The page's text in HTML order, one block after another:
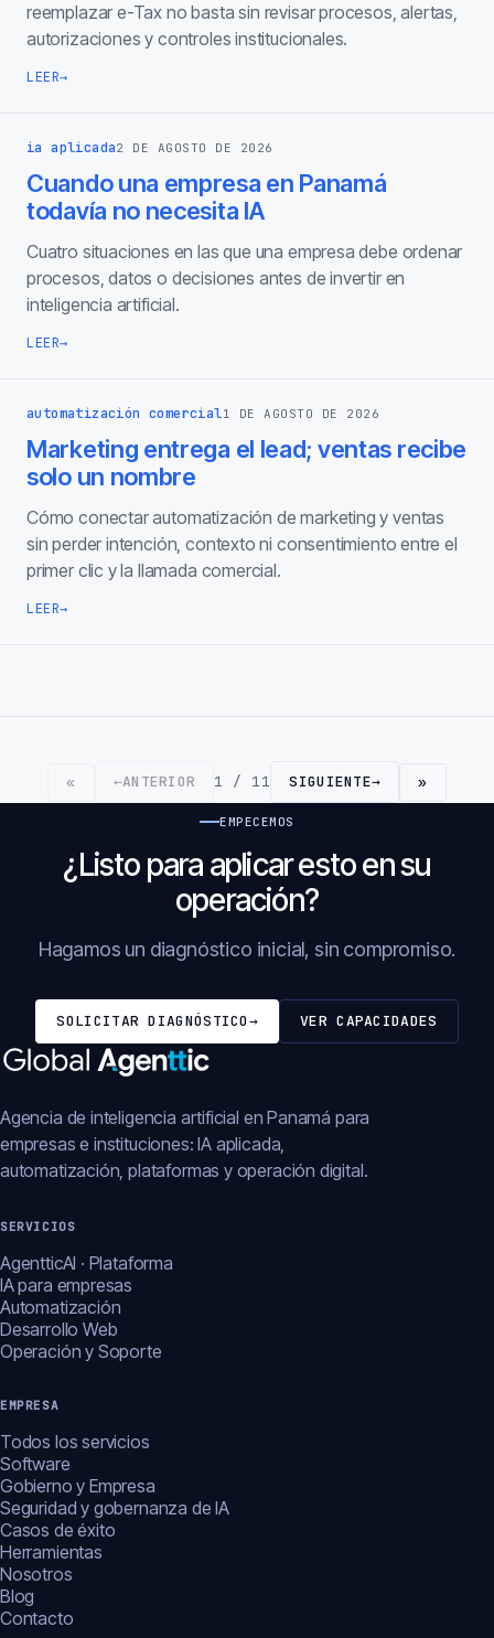
reemplazar e-Tax no basta sin revisar procesos, alertas,
autorizaciones y controles institucionales.
LEER→
ia aplicada2 DE AGOSTO DE 2026
Cuando una empresa en Panamá
todavía no necesita IA
Cuatro situaciones en las que una empresa debe ordenar
procesos, datos o decisiones antes de invertir en
inteligencia artificial.
LEER→
automatización comercial1 DE AGOSTO DE 2026
Marketing entrega el lead; ventas recibe
solo un nombre
Cómo conectar automatización de marketing y ventas
sin perder intención, contexto ni consentimiento entre el
primer clic y la llamada comercial.
LEER→
« ←ANTERIOR 1 / 11 SIGUIENTE→ »
EMPECEMOS
¿Listo para aplicar esto en su
operación?
Hagamos un diagnóstico inicial, sin compromiso.
SOLICITAR DIAGNÓSTICO→ VER CAPACIDADES
Agencia de inteligencia artificial en Panamá para
empresas e instituciones: IA aplicada,
automatización, plataformas y operación digital.
SERVICIOS
AgentticAI · Plataforma
IA para empresas
Automatización
Desarrollo Web
Operación y Soporte
EMPRESA
Todos los servicios
Software
Gobierno y Empresa
Seguridad y gobernanza de IA
Casos de éxito
Herramientas
Nosotros
Blog
Contacto